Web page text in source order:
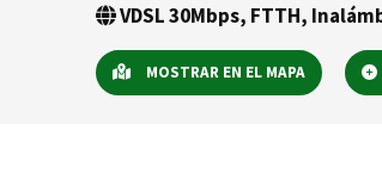
VDSL 30Mbps, FTTH,
MOSTRAR EN EL MAPA